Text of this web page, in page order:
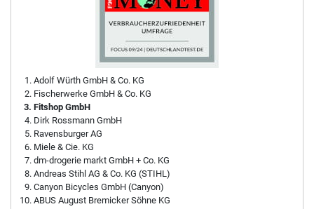
Adolf Würth GmbH & Co. KG
Fischerwerke GmbH & Co. KG
Fitshop GmbH
Dirk Rossmann GmbH
Ravensburger AG
Miele & Cie. KG
dm-drogerie markt GmbH + Co. KG
Andreas Stihl AG & Co. KG (STIHL)
Canyon Bicycles GmbH (Canyon)
ABUS August Bremicker Söhne KG